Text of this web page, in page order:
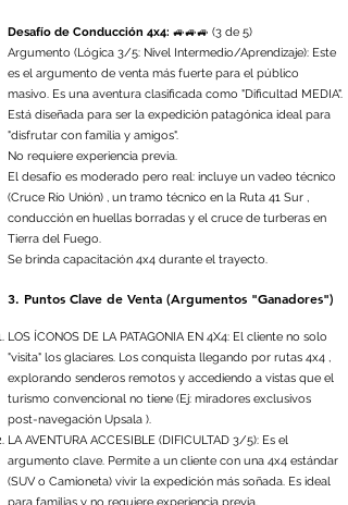
Desafío de Conducción 4x4: 🚙🚙🚙 (3 de 5)
Argumento (Lógica 3/5: Nivel Intermedio/Aprendizaje): Este
es el argumento de venta más fuerte para el público
masivo. Es una aventura clasificada como "Dificultad MEDIA".
Está diseñada para ser la expedición patagónica ideal para
"disfrutar con familia y amigos".
No requiere experiencia previa.
El desafío es moderado pero real: incluye un vadeo técnico
(Cruce Río Unión) , un tramo técnico en la Ruta 41 Sur ,
conducción en huellas borradas y el cruce de turberas en
Tierra del Fuego.
Se brinda capacitación 4x4 durante el trayecto.
3. Puntos Clave de Venta (Argumentos "Ganadores")
LOS ÍCONOS DE LA PATAGONIA EN 4X4: El cliente no solo
"visita" los glaciares. Los conquista llegando por rutas 4x4 ,
explorando senderos remotos y accediendo a vistas que el
turismo convencional no tiene (Ej: miradores exclusivos
post-navegación Upsala ).
LA AVENTURA ACCESIBLE (DIFICULTAD 3/5): Es el
argumento clave. Permite a un cliente con una 4x4 estándar
(SUV o Camioneta) vivir la expedición más soñada. Es ideal